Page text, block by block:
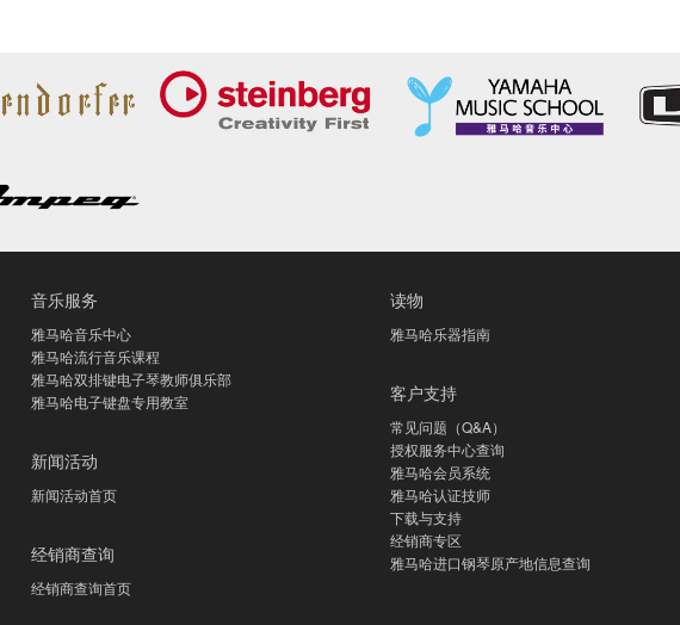
音乐服务
雅马哈音乐中心
雅马哈流行音乐课程
雅马哈双排键电子琴教师俱乐部
雅马哈电子键盘专用教室
新闻活动
新闻活动首页
经销商查询
经销商查询首页
读物
雅马哈乐器指南
客户支持
常见问题（Q&A）
授权服务中心查询
雅马哈会员系统
雅马哈认证技师
下载与支持
经销商专区
雅马哈进口钢琴原产地信息查询